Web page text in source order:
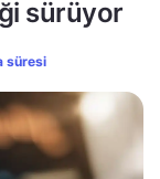
sürüyor
süresi